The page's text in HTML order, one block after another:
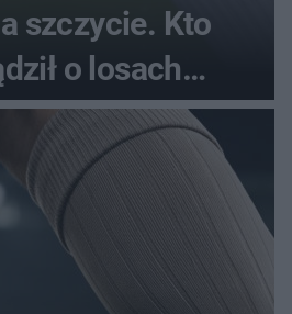
szczycie. Kto
o losach